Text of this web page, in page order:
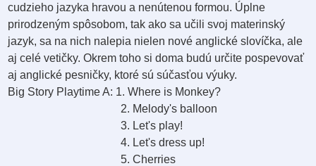
cudzieho jazyka hravou a nenútenou formou. Úplne
prirodzeným spôsobom, tak ako sa učili svoj materinský
jazyk, sa na nich nalepia nielen nové anglické slovíčka, ale
aj celé vetičky. Okrem toho si doma budú určite pospevovať
aj anglické pesničky, ktoré sú súčasťou výuky.
Big Story Playtime A: 1. Where is Monkey?
2. Melody's balloon
3. Let's play!
4. Let's dress up!
5. Cherries